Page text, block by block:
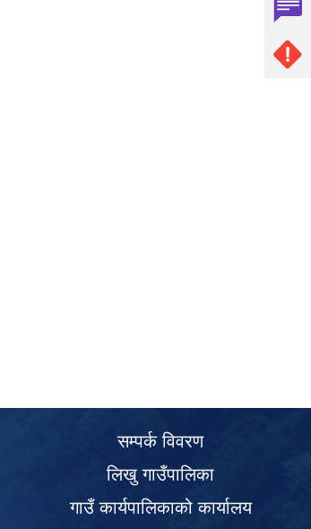
सम्पर्क विवरण
लिखु गाउँपालिका
गाउँ कार्यपालिकाको कार्यालय